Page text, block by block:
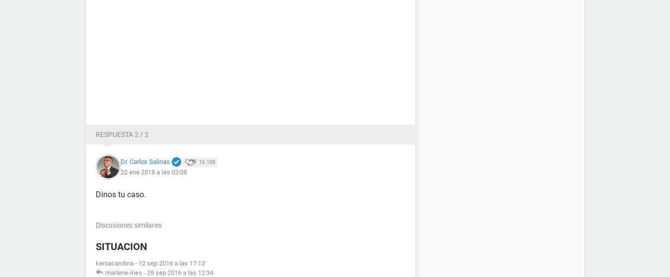
RESPUESTA 2 / 2
Dr. Carlos Salinas 16.108
22 ene 2018 a las 02:08
Dinos tu caso.
Discusiones similares
SITUACION
keniacarolina - 12 sep 2016 a las 17:13
marlene-ines - 29 sep 2016 a las 12:34